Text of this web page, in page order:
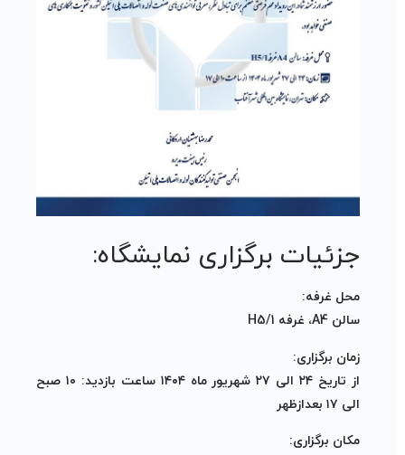
جزئیات برگزاری نمایشگاه:
محل غرفه:
سالن A4، غرفه H5/1
زمان برگزاری:
از تاریخ ۲۴ الی ۲۷ شهریور ماه ۱۴۰۴ ساعت بازدید: ۱۰ صبح
الی ۱۷ بعدازظهر
مکان برگزاری: